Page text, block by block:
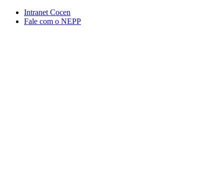
Conteúdo principal Menu principal
Intranet Cocen
Fale com o NEPP